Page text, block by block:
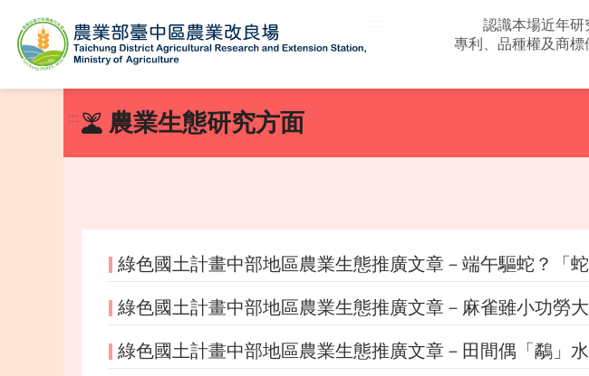
認識本場近年研
專利、品種權及商標
::: 農業生態研究方面
綠色國土計畫中部地區農業生態推廣文章－端午驅蛇？「蛇
綠色國土計畫中部地區農業生態推廣文章－麻雀雖小功勞
綠色國土計畫中部地區農業生態推廣文章－田間偶「鷸」